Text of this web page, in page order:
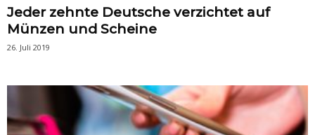
Jeder zehnte Deutsche verzichtet auf
Münzen und Scheine
26. Juli 2019